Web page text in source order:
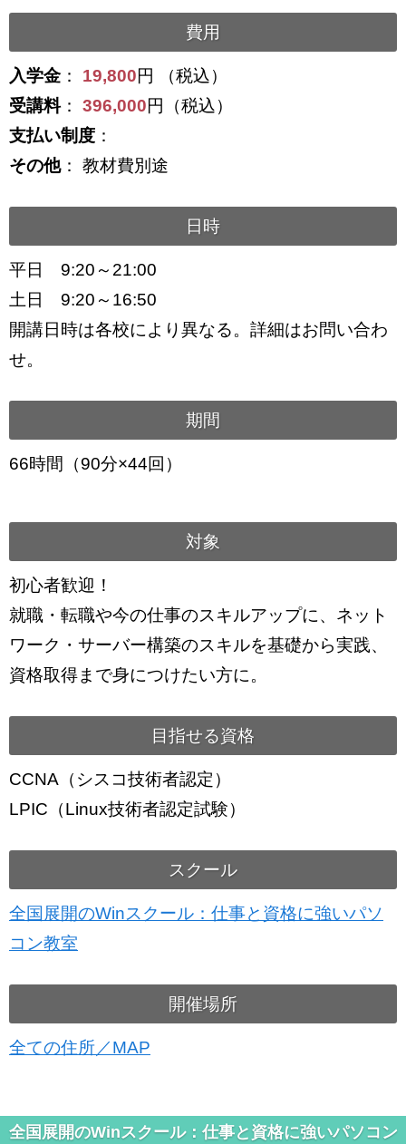
費用
入学金 ： 19,800円 （税込）
受講料： 396,000円（税込）
支払い制度 ：
その他： 教材費別途
日時
平日 9:20～21:00
土日 9:20～16:50
開講日時は各校により異なる。詳細はお問い合わ
せ。
期間
66時間（90分×44回）
対象
初心者歓迎！
就職・転職や今の仕事のスキルアップに、ネット
ワーク・サーバー構築のスキルを基礎から実践、
資格取得まで身につけたい方に。
目指せる資格
CCNA（シスコ技術者認定）
LPIC（Linux技術者認定試験）
スクール
全国展開のWinスクール：仕事と資格に強いパソ
コン教室
開催場所
全ての住所／MAP
全国展開のWinスクール：仕事と資格に強いパソコン